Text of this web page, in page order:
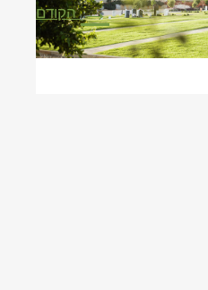
→הקודם